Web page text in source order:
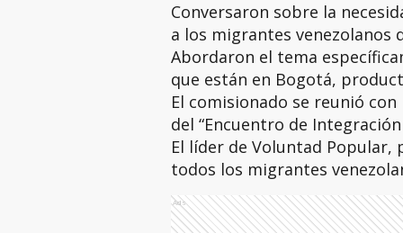
Conversaron sobre la
a los migrantes venezolanos
Abordaron el tema
que están en Bogotá,
El comisionado se reunió
del “Encuentro de
El líder de Voluntad
todos los migrantes
Ads